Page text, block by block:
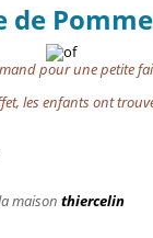
de
pour une petite
les enfants ont
maison thiercelin